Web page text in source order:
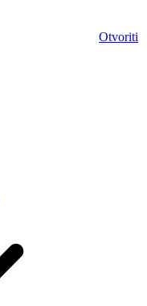
Otvoriti